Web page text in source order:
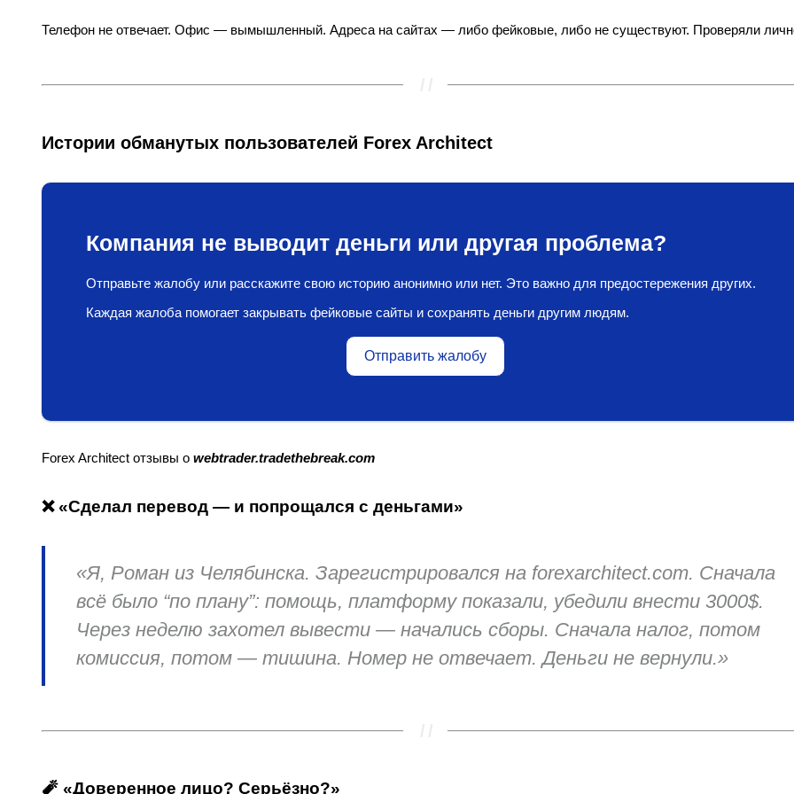
Телефон не отвечает. Офис — вымышленный. Адреса на сайтах — либо фейковые, либо не существуют. Проверяли
Истории обманутых пользователей Forex Architect
Компания не выводит деньги или другая проблема?
Отправьте жалобу или расскажите свою историю анонимно или нет. Это важно для предостережения других.
Каждая жалоба помогает закрывать фейковые сайты и сохранять деньги другим людям.
Отправить жалобу
Forex Architect отзывы о webtrader.tradethebreak.com
❌ «Сделал перевод — и попрощался с деньгами»
«Я, Роман из Челябинска. Зарегистрировался на forexarchitect.com. Сначала
всё было “по плану”: помощь, платформу показали, убедили внести 3000$.
Через неделю захотел вывести — начались сборы. Сначала налог, потом
комиссия, потом — тишина. Номер не отвечает. Деньги не вернули.»
🧨 «Доверенное лицо? Серьёзно?»